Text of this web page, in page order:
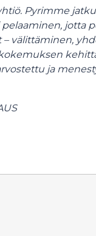
Pyrimme
jotta
välittäminen,
ja